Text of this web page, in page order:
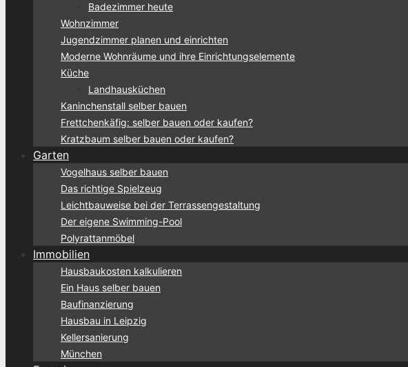
Badezimmer heute
Wohnzimmer
Jugendzimmer planen und einrichten
Moderne Wohnräume und ihre Einrichtungselemente
Küche
Landhausküchen
Kaninchenstall selber bauen
Frettchenkäfig: selber bauen oder kaufen?
Kratzbaum selber bauen oder kaufen?
Garten
Vogelhaus selber bauen
Das richtige Spielzeug
Leichtbauweise bei der Terrassengestaltung
Der eigene Swimming-Pool
Polyrattanmöbel
Immobilien
Hausbaukosten kalkulieren
Ein Haus selber bauen
Baufinanzierung
Hausbau in Leipzig
Kellersanierung
München